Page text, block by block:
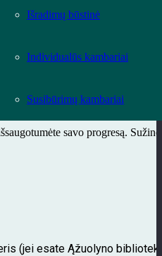
Išradimų būstinė
Individualūs kambariai
Susibūrimų kambariai